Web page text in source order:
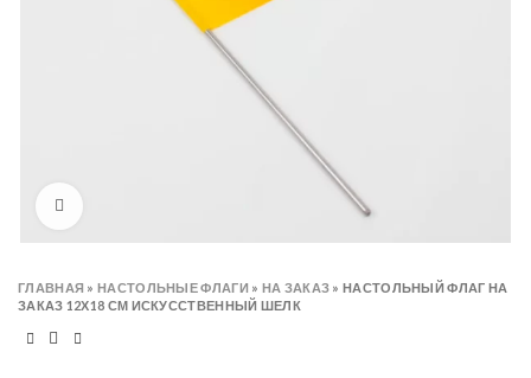
ГЛАВНАЯ »НАСТОЛЬНЫЕ ФЛАГИ » НА ЗАКАЗ »НАСТОЛЬНЫЙ ФЛАГ НА
ЗАКАЗ 12Х18 СМ ИСКУССТВЕННЫЙ ШЕЛК